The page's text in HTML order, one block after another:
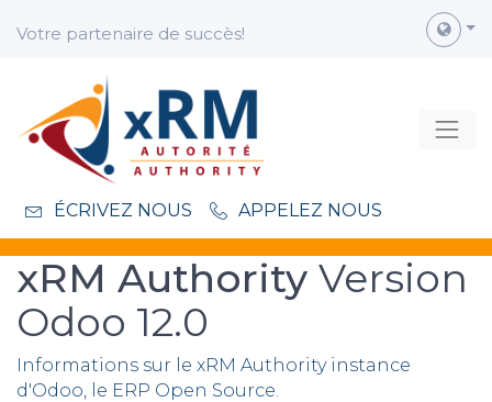
Votre partenaire de succès!
ÉCRIVEZ NOUS APPELEZ NOUS
xRM Authority Version
Odoo 12.0
Informations sur le xRM Authority instance
d'Odoo, le ERP Open Source.